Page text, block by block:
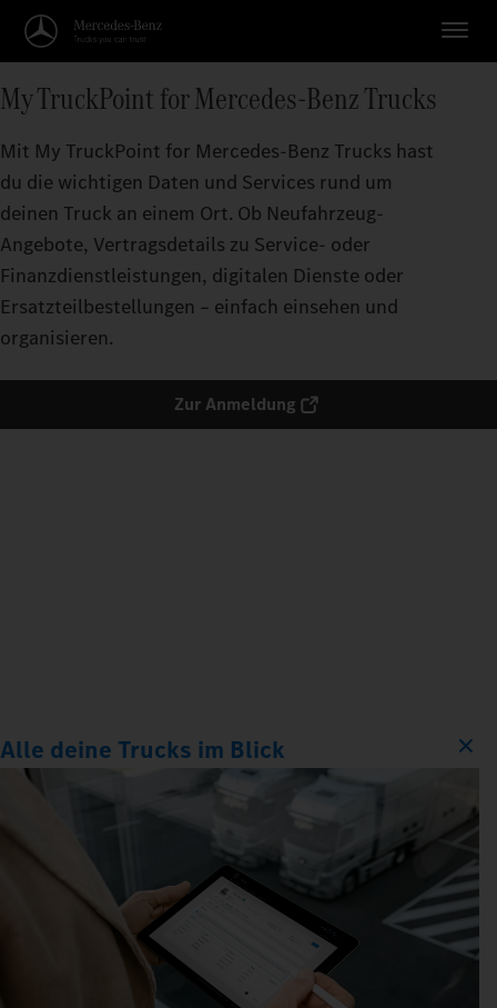
My TruckPoint for Mercedes‑Benz Trucks
Mit My TruckPoint for Mercedes‑Benz Trucks hast
du die wichtigen Daten und Services rund um
deinen Truck an einem Ort. Ob Neufahrzeug-
Angebote, Vertragsdetails zu Service- oder
Finanzdienstleistungen, digitalen Dienste oder
Ersatzteilbestellungen – einfach einsehen und
organisieren.
Zur Anmeldung
Alle deine Trucks im Blick